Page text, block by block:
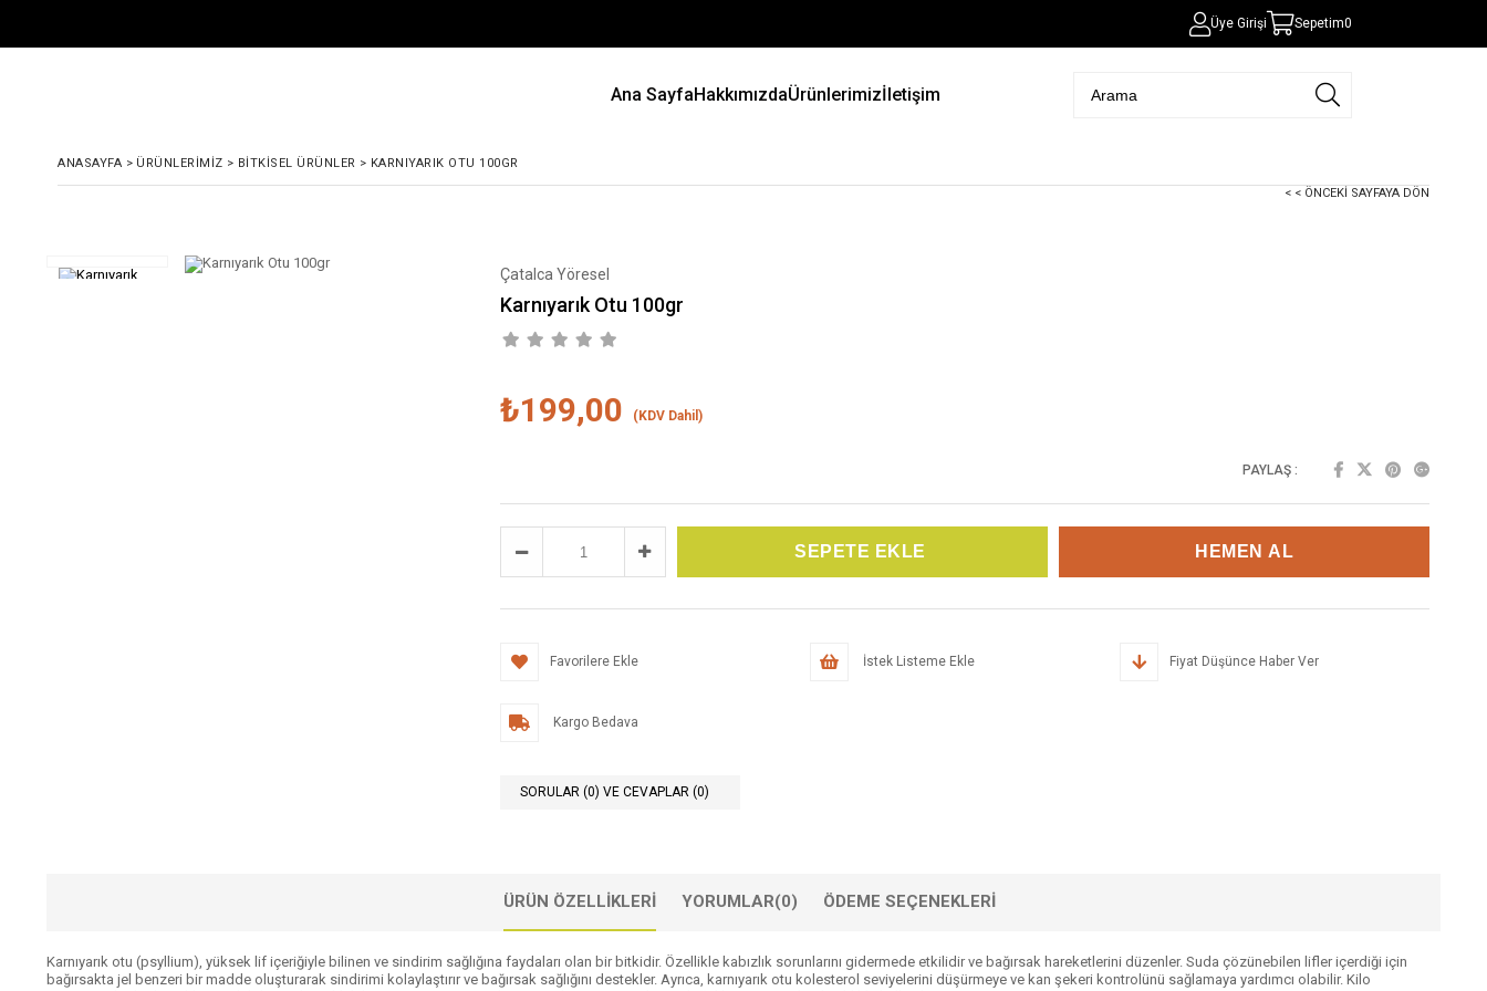
Üye Girişi Sepetim0
Ana SayfaHakkımızdaÜrünlerimizİletişim
ANASAYFA > ÜRÜNLERIMIZ > BITKISEL ÜRÜNLER > KARNIYARIK OTU 100GR
< < ÖNCEKI SAYFAYA DÖN
Çatalca Yöresel
Karnıyarık Otu 100gr
₺199,00 (KDV Dahil)
PAYLAŞ :
Favorilere Ekle İstek Listeme Ekle Fiyat Düşünce Haber Ver
Kargo Bedava
SORULAR (0) VE CEVAPLAR (0)
ÜRÜN ÖZELLIKLERI YORUMLAR(0) ÖDEME SEÇENEKLERI
Karnıyarık otu (psyllium), yüksek lif içeriğiyle bilinen ve sindirim sağlığına faydaları olan bir bitkidir. Özellikle kabızlık sorunlarını gidermede etkilidir ve bağırsak hareketlerini düzenler. Suda çözünebilen lifler içerdiği için
bağırsakta jel benzeri bir madde oluşturarak sindirimi kolaylaştırır ve bağırsak sağlığını destekler. Ayrıca, karnıyarık otu kolesterol seviyelerini düşürmeye ve kan şekeri kontrolünü sağlamaya yardımcı olabilir. Kilo